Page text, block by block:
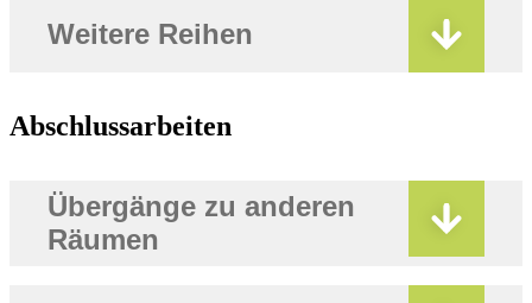
Weitere Reihen
Abschlussarbeiten
Übergänge zu anderen
Räumen